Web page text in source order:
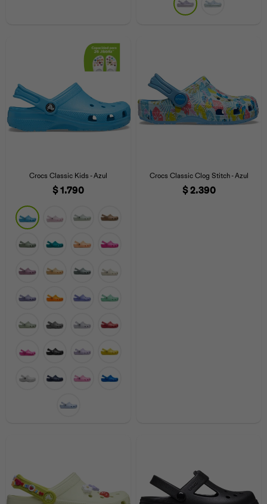
Crocs Classic Kids - Azul
$1.790
Crocs Classic Clog Stitch - Azul
$2.390